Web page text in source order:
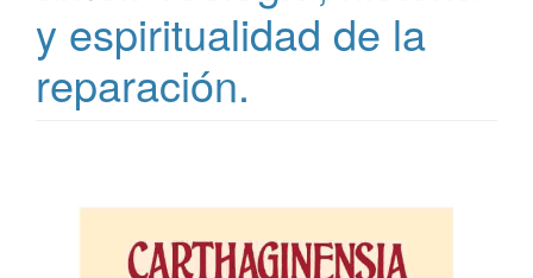
y espiritualidad de la
reparación.